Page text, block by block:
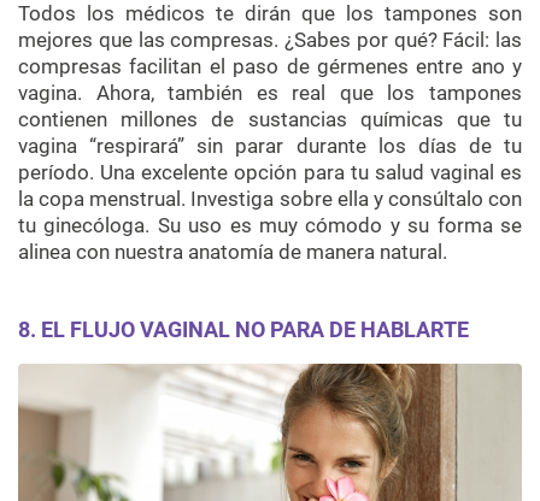
Todos los médicos te dirán que los tampones son
mejores que las compresas. ¿Sabes por qué? Fácil: las
compresas facilitan el paso de gérmenes entre ano y
vagina. Ahora, también es real que los tampones
contienen millones de sustancias químicas que tu
vagina “respirará” sin parar durante los días de tu
período. Una excelente opción para tu salud vaginal es
la copa menstrual. Investiga sobre ella y consúltalo con
tu ginecóloga. Su uso es muy cómodo y su forma se
alinea con nuestra anatomía de manera natural.
8. EL FLUJO VAGINAL NO PARA DE HABLARTE